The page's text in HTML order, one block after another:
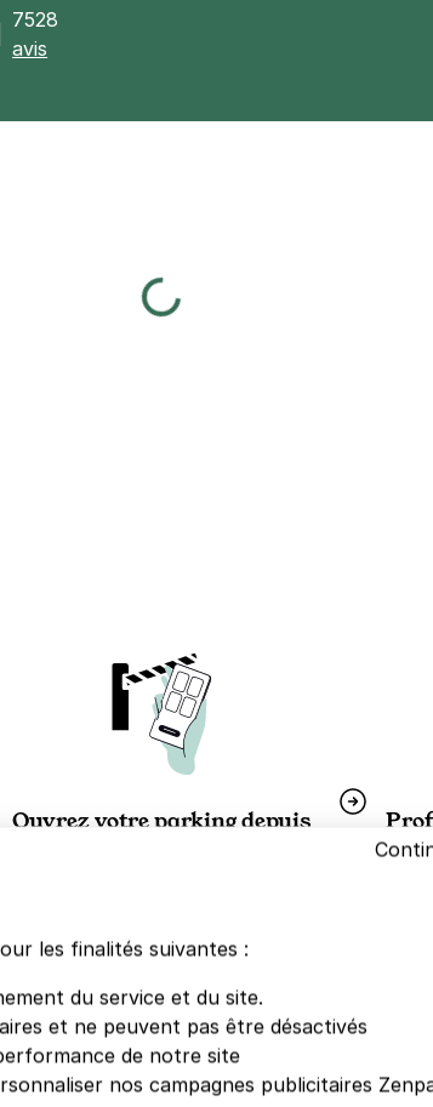
7528
avis
Ouvrez votre parking depuis
Google Store
lors
les finalités suivantes :
du service et du site.
et ne peuvent pas être désactivés
de notre site
nos campagnes publicitaires